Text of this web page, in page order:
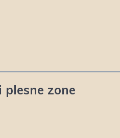
plesne zone